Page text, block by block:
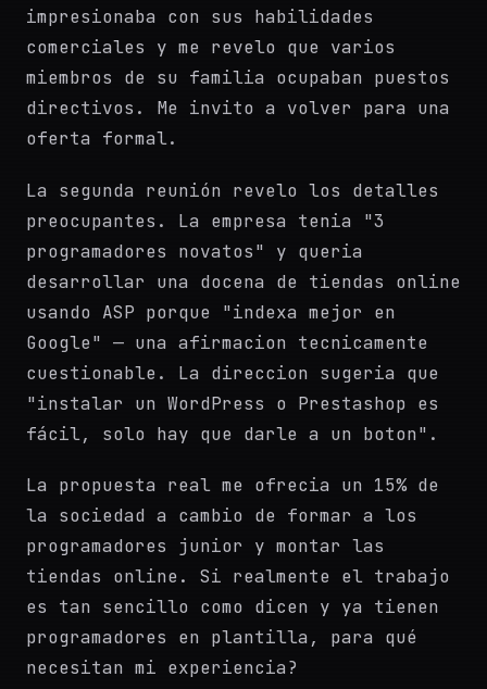
impresionaba con sus habilidades
comerciales y me revelo que varios
miembros de su familia ocupaban puestos
directivos. Me invito a volver para una
oferta formal.
La segunda reunión revelo los detalles
preocupantes. La empresa tenia "3
programadores novatos" y queria
desarrollar una docena de tiendas online
usando ASP porque "indexa mejor en
Google" — una afirmacion tecnicamente
cuestionable. La direccion sugeria que
"instalar un WordPress o Prestashop es
fácil, solo hay que darle a un boton".
La propuesta real me ofrecia un 15% de
la sociedad a cambio de formar a los
programadores junior y montar las
tiendas online. Si realmente el trabajo
es tan sencillo como dicen y ya tienen
programadores en plantilla, para qué
necesitan mi experiencia?